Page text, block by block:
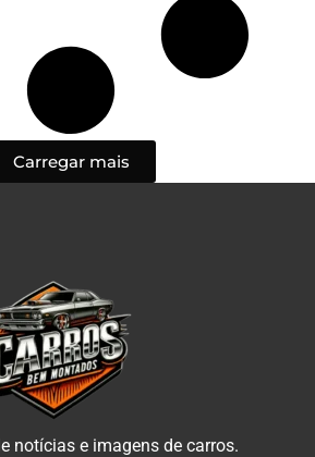
Carregar mais
notícias e imagens de carros.